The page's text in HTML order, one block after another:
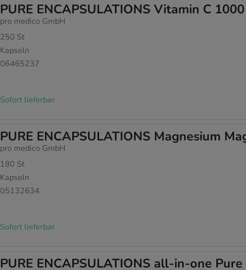
PURE ENCAPSULATIONS Vitamin C
pro medico GmbH
250 St
Kapseln
06465237
Sofort lieferbar
PURE ENCAPSULATIONS Magnesium
pro medico GmbH
180 St
Kapseln
05132634
Sofort lieferbar
PURE ENCAPSULATIONS all-in-one